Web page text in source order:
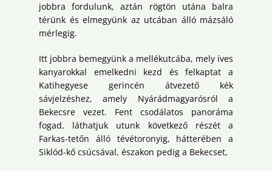
jobbra fordulunk, aztán rögtön utána balra
térünk és elmegyünk az utcában álló mázsáló
mérlegig.
Itt jobbra bemegyünk a mellékutcába, mely íves
kanyarokkal emelkedni kezd és felkaptat a
Katihegyese gerincén átvezető kék
sávjelzéshez, amely Nyárádmagyarósról a
Bekecsre vezet. Fent csodálatos panoráma
fogad, láthatjuk utunk következő részét a
Farkas-tetőn álló tévétoronyig, hátterében a
Siklód-kő csúcsával, északon pedig a Bekecset,